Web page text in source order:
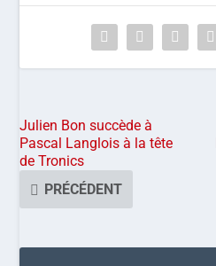
Julien Bon succède à
Pascal Langlois à la tête
de Tronics
PRÉCÉDENT